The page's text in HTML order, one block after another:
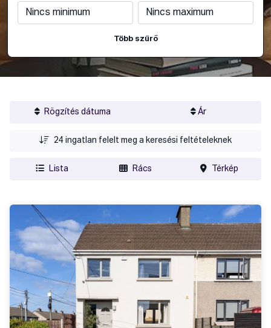
Több szűrő
Rögzítés dátuma Ár
24 ingatlan felelt meg a keresési feltételeknek
Lista Rács Térkép